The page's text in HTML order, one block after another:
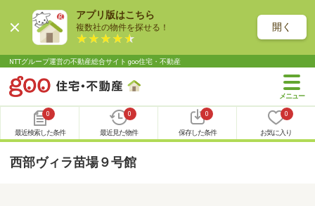
アプリ版はこちら
複数社の物件を探せる！ 開く
NTTグループ運営の不動産総合サイト goo住宅・不動産
0
最近検索した条件
0
最近見た物件
0
保存した条件
0
お気に入り
西部ヴィラ苗場９号館